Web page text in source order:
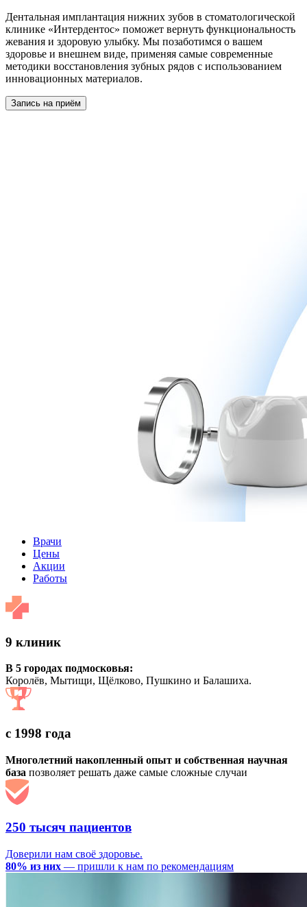
Дентальная имплантация нижних зубов в стоматологической
клинике «Интердентос» поможет вернуть функциональность
жевания и здоровую улыбку. Мы позаботимся о вашем
здоровье и внешнем виде, применяя самые современные
методики восстановления зубных рядов с использованием
инновационных материалов.
Запись на приём
Врачи
Цены
Акции
Работы
9 клиник
В 5 городах подмосковья:
Королёв, Мытищи, Щёлково, Пушкино и Балашиха.
с 1998 года
Многолетний накопленный опыт и собственная научная
база позволяет решать даже самые сложные случаи
250 тысяч пациентов
Доверили нам своё здоровье.
80% из них — пришли к нам по рекомендациям